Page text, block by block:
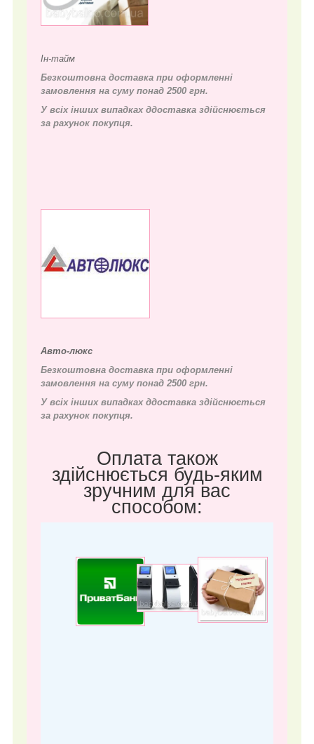
Ін-тайм
Безкоштовна доставка при оформленні
замовлення на суму понад 2500 грн.
У всіх інших випадках ддоставка здійснюється
за рахунок покупця.
Авто-люкс
Безкоштовна доставка при оформленні
замовлення на суму понад 2500 грн.
У всіх інших випадках ддоставка здійснюється
за рахунок покупця.
Оплата також
здійснюється будь-яким
зручним для вас
способом: